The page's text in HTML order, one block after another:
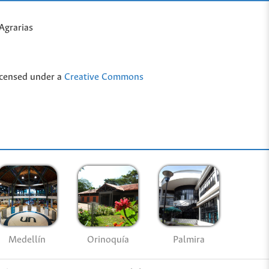
under a Creative Commons
Medellín Orinoquía Palmira